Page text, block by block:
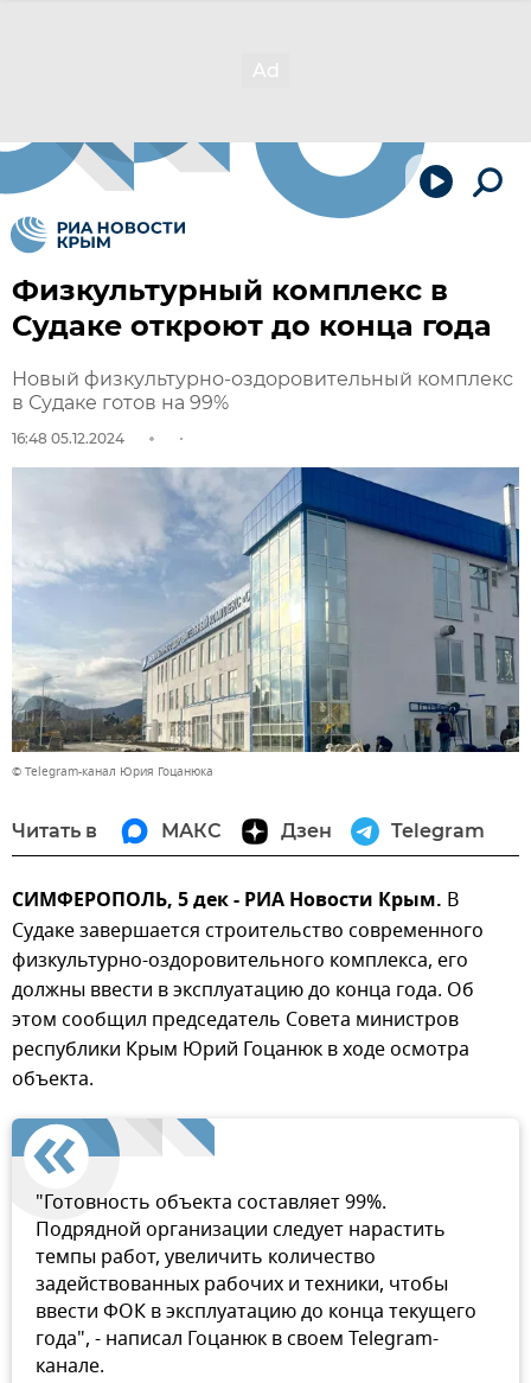
Физкультурный комплекс в
Судаке откроют до конца года
Новый физкультурно-оздоровительный комплекс
в Судаке готов на 99%
16:48 05.12.2024
© Telegram-канал Юрия Гоцанюка
Читать в МАКС Дзен Telegram
СИМФЕРОПОЛЬ, 5 дек - РИА Новости Крым. В
Судаке завершается строительство современного
физкультурно-оздоровительного комплекса, его
должны ввести в эксплуатацию до конца года. Об
этом сообщил председатель Совета министров
республики Крым Юрий Гоцанюк в ходе осмотра
объекта.
"Готовность объекта составляет 99%.
Подрядной организации следует нарастить
темпы работ, увеличить количество
задействованных рабочих и техники, чтобы
ввести ФОК в эксплуатацию до конца текущего
года", - написал Гоцанюк в своем Telegram-
канале.